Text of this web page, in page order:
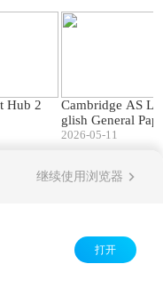
Hub 2
Cambridge AS
glish General
t's changed
2026-05-11
继续使用浏览器
打开